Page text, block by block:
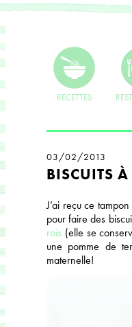
RECETTES
03/02/2013
BISCUITS
J’ai reçu ce
pour faire des
rois (elle se
une pomme de
maternelle!